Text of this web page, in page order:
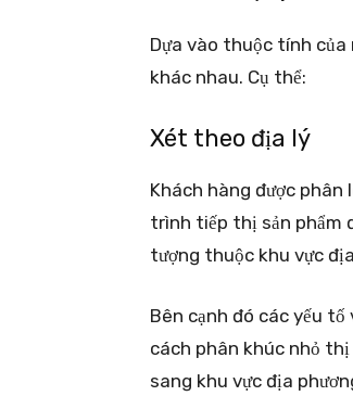
Dựa vào thuộc tính
khác nhau. Cụ thể:
Xét theo địa lý
Khách hàng được phân
trình tiếp thị sản phẩm
tượng thuộc khu vực
Bên cạnh đó các yếu
cách phân khúc nhỏ
sang khu vực địa